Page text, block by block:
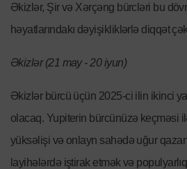
Əkizlər, Şir və Xərçəng bürcləri bu
həyatlarındakı dəyişikliklərlə diqqət
Əkizlər (21 may - 20 iyun)
Əkizlər bürcü üçün 2025-ci ilin ikinci
olacaq. Yupiterin bürcünüzə keçməsi
yüksəlişi və onlayn sahədə uğur
layihələrdə iştirak etmək və